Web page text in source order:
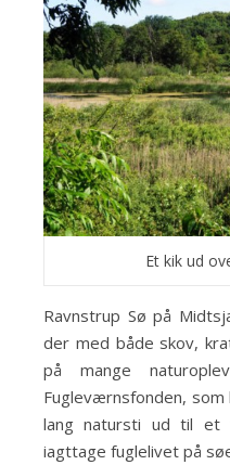
Et kik ud
Ravnstrup Sø på
der med både skov,
på mange
Fugleværnsfonden,
lang natursti ud til et
iagttage fuglelivet på